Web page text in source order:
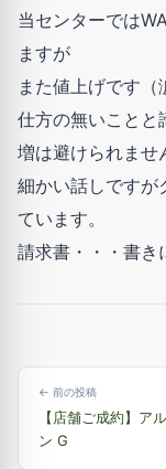
当センターでは
ますが
また値上げです（
仕方の無いことと
増は避けられませ
細かい話しですが
ています。
請求書・・・書き
← 前の投稿
【店舗ご成約】ア
ン G